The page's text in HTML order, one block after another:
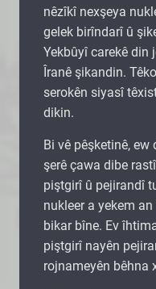
nêzîkî nexşeya
gelek birîndarî û
Yekbûyî carekê din
Îranê şikandin.
serokên siyasî
dikin.
Bi vê pêşketinê, ew
şerê çawa dibe
piştgirî û pejirandî
nukleer a yekem
bikar bîne. Ev
piştgirî nayên
rojnameyên bêhna